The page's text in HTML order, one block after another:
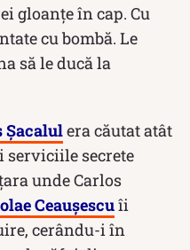
gloanţe în cap. Cu
cu bombă. Le
să le ducă la
Şacalulera căutat atât
serviciile secrete
unde Carlos
Ceaușescuîi
cerându-i în